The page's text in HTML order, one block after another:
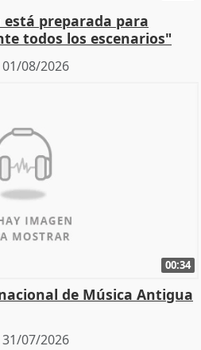
preparada para
todos los escenarios"
01/08/2026
00:34
de Música Antigua
31/07/2026